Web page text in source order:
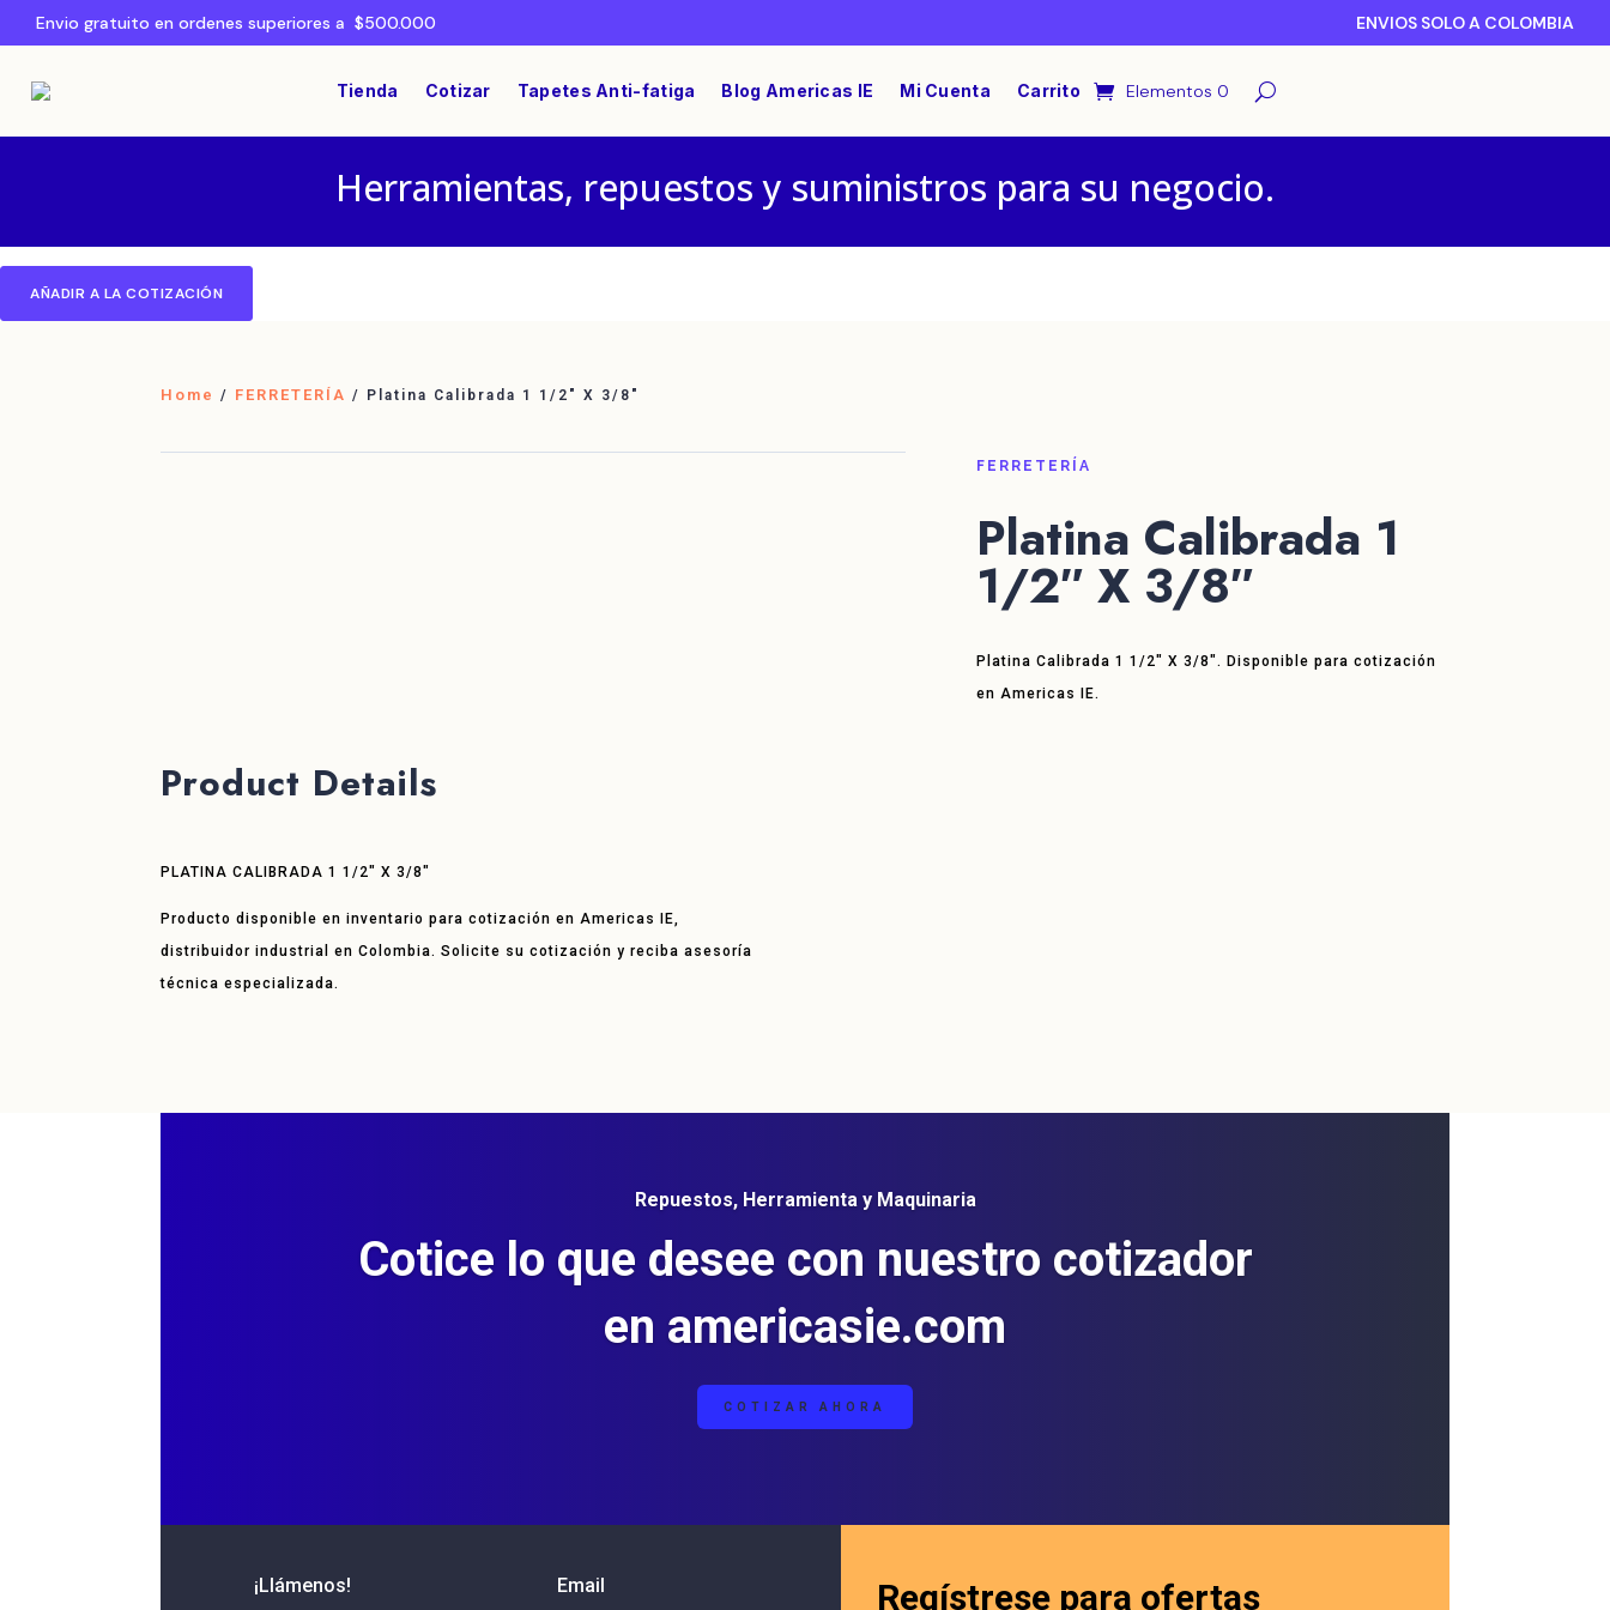
Envio gratuito en ordenes superiores a $500.000 ENVIOS SOLO A COLOMBIA
Tienda Cotizar Tapetes Anti-fatiga Blog Americas IE Mi Cuenta Carrito Elementos 0
Herramientas, repuestos y suministros para su negocio.
AÑADIR A LA COTIZACIÓN
Home / FERRETERÍA / Platina Calibrada 1 1/2″ X 3/8″
FERRETERÍA
Platina Calibrada 1
1/2″ X 3/8″
Platina Calibrada 1 1/2″ X 3/8″. Disponible para cotización
en Americas IE.
Product Details
PLATINA CALIBRADA 1 1/2″ X 3/8″
Producto disponible en inventario para cotización en Americas IE,
distribuidor industrial en Colombia. Solicite su cotización y reciba asesoría
técnica especializada.
Repuestos, Herramienta y Maquinaria
Cotice lo que desee con nuestro cotizador
en americasie.com
COTIZAR AHORA
¡Llámenos! Email Regístrese para ofertas